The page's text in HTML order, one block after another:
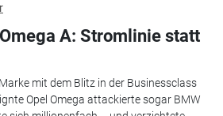
A: Stromlinie statt
mit dem Blitz in der Businessclass
Opel Omega attackierte sogar BMW